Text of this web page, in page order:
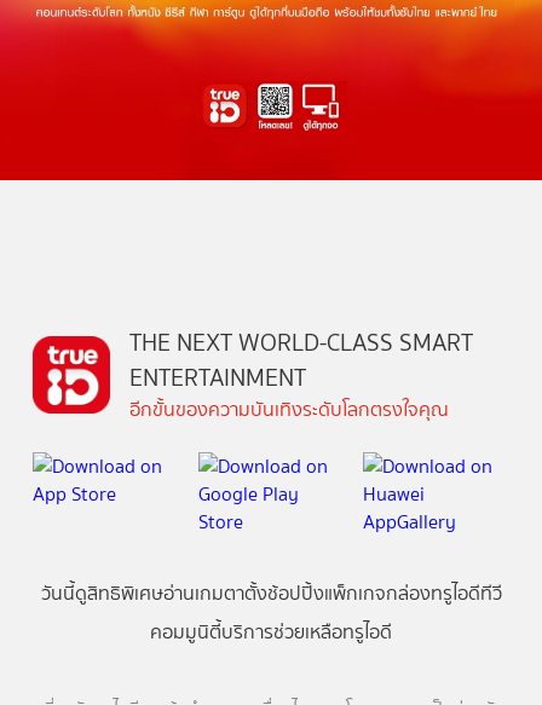
THE NEXT WORLD-CLASS SMART
ENTERTAINMENT
อีกขั้นของความบันเทิงระดับโลกตรงใจคุณ
วันนี้ดูสิทธิพิเศษอ่านเกมตาตั้งช้อปปิ้งแพ็กเกจกล่องทรูไอดีทีวี
คอมมูนิตี้บริการช่วยเหลือทรูไอดี